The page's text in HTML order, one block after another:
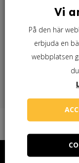
Kontakta oss
Vi
På den här
erbjuda en
webbplatsen